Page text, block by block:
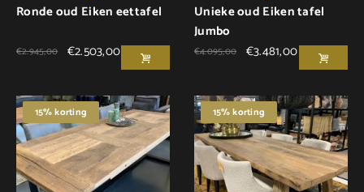
Ronde oud Eiken eettafel
€2.945,00 €2.503,00
Unieke oud Eiken tafel
Jumbo
€4.095,00 €3.481,00
15% korting 15% korting